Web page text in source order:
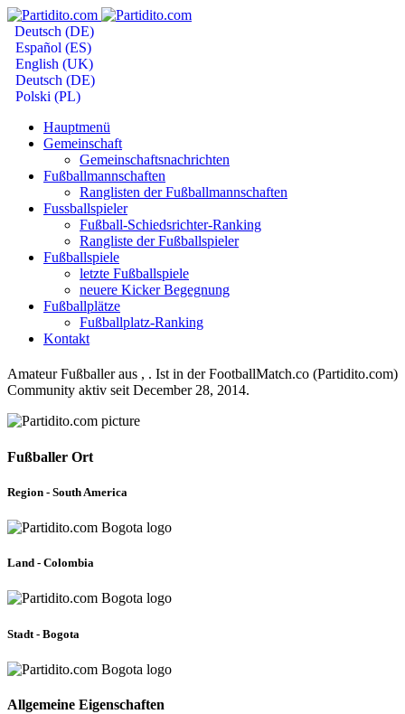
Deutsch (DE)
Español (ES)
English (UK)
Deutsch (DE)
Polski (PL)
Hauptmenü
Gemeinschaft
Gemeinschaftsnachrichten
Fußballmannschaften
Ranglisten der Fußballmannschaften
Fussballspieler
Fußball-Schiedsrichter-Ranking
Rangliste der Fußballspieler
Fußballspiele
letzte Fußballspiele
neuere Kicker Begegnung
Fußballplätze
Fußballplatz-Ranking
Kontakt
Amateur Fußballer aus , . Ist in der FootballMatch.co (Partidito.com)
Community aktiv seit December 28, 2014.
Fußballer Ort
Region - South America
Land - Colombia
Stadt - Bogota
Allgemeine Eigenschaften